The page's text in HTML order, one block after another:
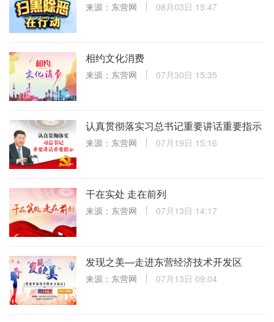
来源：东营网 08月03日 15:47
相约文化消费
来源：东营网 07月30日 15:35
认真贯彻落实习总书记重要讲话重要指示
来源：东营网 07月19日 15:16
干在实处 走在前列
来源：东营网 07月13日 14:17
发现之美—走进东营经济技术开发区
来源：东营网 07月13日 09:04